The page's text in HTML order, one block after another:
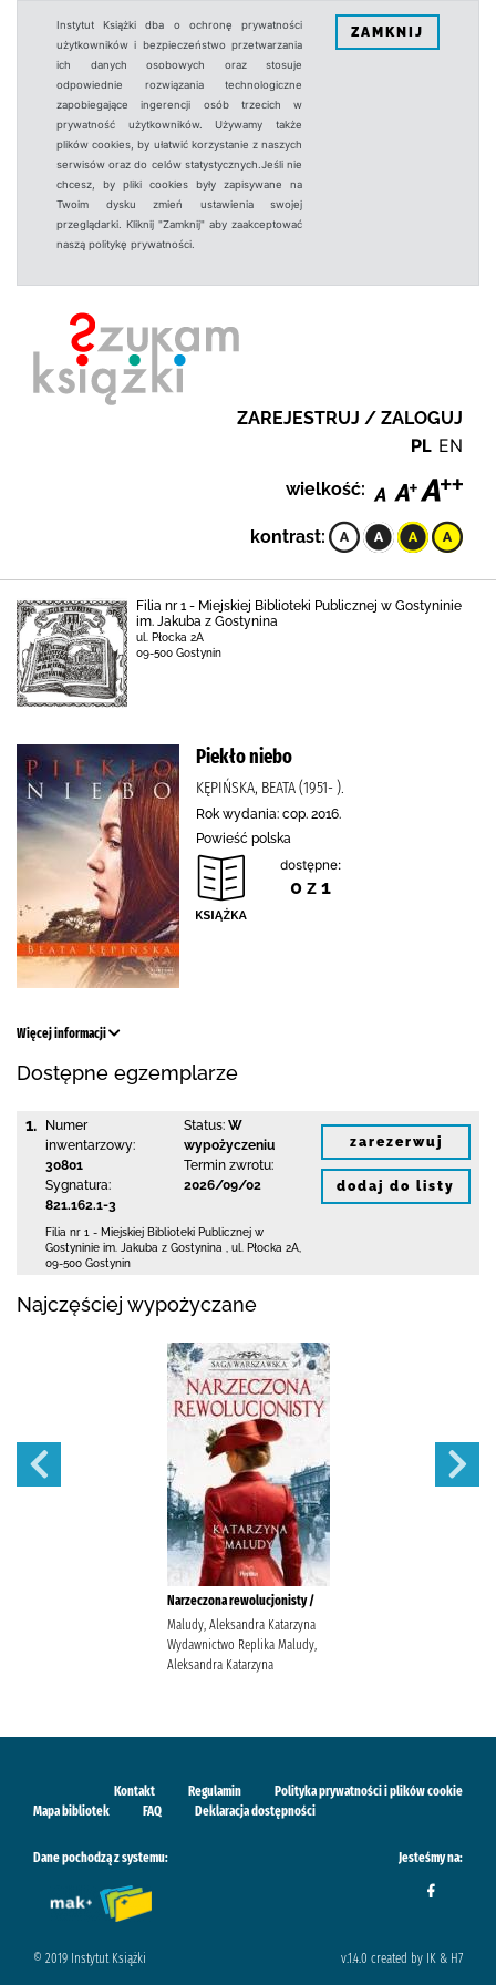
Instytut Książki dba o ochronę prywatności
użytkowników i bezpieczeństwo przetwarzania
ich danych osobowych oraz stosuje
odpowiednie rozwiązania technologiczne
zapobiegające ingerencji osób trzecich w
prywatność użytkowników. Używamy także
plików cookies, by ułatwić korzystanie z naszych
serwisów oraz do celów statystycznych.Jeśli nie
chcesz, by pliki cookies były zapisywane na
Twoim dysku zmień ustawienia swojej
przeglądarki. Kliknij "Zamknij" aby zaakceptować
naszą politykę prywatności.
ZAMKNIJ
ZAREJESTRUJ / ZALOGUJ
PL EN
wielkość:
kontrast:
Filia nr 1 - Miejskiej Biblioteki Publicznej w Gostyninie
im. Jakuba z Gostynina
ul. Płocka 2A
09-500 Gostynin
Piekło niebo
KĘPIŃSKA, BEATA (1951- ).
Rok wydania: cop. 2016.
Powieść polska
dostępne:
0 z 1
Więcej informacji
Dostępne egzemplarze
1.
Numer
inwentarzowy:
30801
Sygnatura:
821.162.1-3
Status: W
wypożyczeniu
Termin zwrotu:
2026/09/02
Filia nr 1 - Miejskiej Biblioteki Publicznej w
Gostyninie im. Jakuba z Gostynina
ul. Płocka 2A
09-500 Gostynin
zarezerwuj
dodaj do listy
Najczęściej wypożyczane
Narzeczona rewolucjonisty /
Maludy, Aleksandra Katarzyna
Wydawnictwo Replika Maludy,
Aleksandra Katarzyna
Kontakt Regulamin
Polityka prywatności i plików cookie
Mapa bibliotek
FAQ Deklaracja dostępności
Dane pochodzą z systemu: Jesteśmy na:
© 2019 Instytut Książki v.1.4.0 created by IK & H7